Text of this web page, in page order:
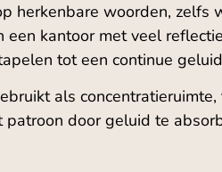
herkenbare woorden, zelfs
een kantoor met veel
tot een continue
als
door geluid te